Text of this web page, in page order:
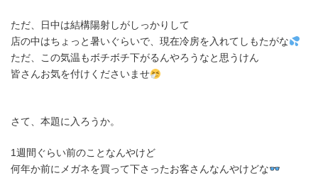
ただ、日中は結構陽射しがしっかりして
店の中はちょっと暑いぐらいで、現在冷房を入れてしもたがな
ただ、この気温もボチボチ下がるんやろうなと思うけん
皆さんお気を付けくださいませ
さて、本題に入ろうか。
1週間ぐらい前のことなんやけど
何年か前にメガネを買って下さったお客さんなんやけどな